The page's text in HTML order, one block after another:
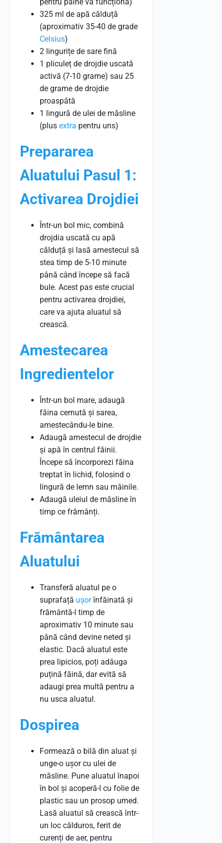
325 ml de apă călduță
(aproximativ 35-40 de grade
Celsius)
2 lingurițe de sare fină
1 pliculeț de drojdie uscată
activă (7-10 grame) sau 25
de grame de drojdie
proaspătă
1 lingură de ulei de măsline
(plus extra pentru uns)
Prepararea
Aluatului Pasul 1:
Activarea Drojdiei
Într-un bol mic, combină
drojdia uscată cu apă
călduță și lasă amestecul să
stea timp de 5-10 minute
până când începe să facă
bule. Acest pas este crucial
pentru activarea drojdiei,
care va ajuta aluatul să
crească.
Amestecarea
Ingredientelor
Într-un bol mare, adaugă
făina cernută și sarea,
amestecându-le bine.
Adaugă amestecul de drojdie
și apă în centrul făinii.
Începe să încorporezi făina
treptat în lichid, folosind o
lingură de lemn sau mâinile.
Adaugă uleiul de măsline în
timp ce frămânți.
Frământarea
Aluatului
Transferă aluatul pe o
suprafață ușorînfăinată și
frământă-l timp de
aproximativ 10 minute sau
până când devine neted și
elastic. Dacă aluatul este
prea lipicios, poți adăuga
puțină făină, dar evită să
adaugi prea multă pentru a
nu usca aluatul.
Dospirea
Formează o bilă din aluat și
unge-o ușor cu ulei de
măsline. Pune aluatul înapoi
în bol și acoperă-l cu folie de
plastic sau un prosop umed.
Lasă aluatul să crească într-
un loc călduros, ferit de
curenți de aer, pentru